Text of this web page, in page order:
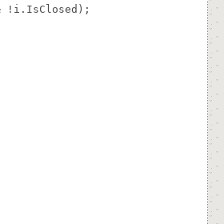
!i.IsClosed);